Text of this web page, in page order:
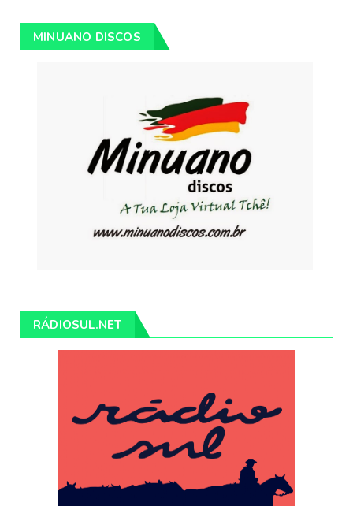
MINUANO DISCOS
RÁDIOSUL.NET